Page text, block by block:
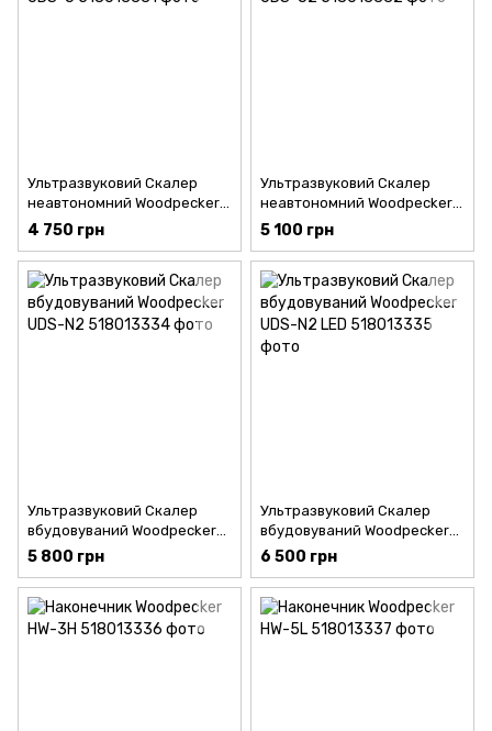
Ультразвуковий Скалер
неавтономний Woodpecker
UDS-J
4 750 грн
Ультразвуковий Скалер
неавтономний Woodpecker
UDS-J2
5 100 грн
Ультразвуковий Скалер
вбудовуваний Woodpecker
UDS-N2
5 800 грн
Ультразвуковий Скалер
вбудовуваний Woodpecker
UDS-N2 LED
6 500 грн